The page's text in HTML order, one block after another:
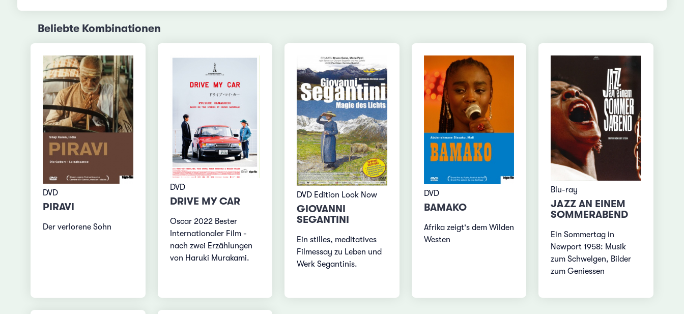
Beliebte Kombinationen
DVD
PIRAVI
Der verlorene Sohn
DVD
DRIVE MY CAR
Oscar 2022 Bester
Internationaler Film -
nach zwei Erzählungen
von Haruki Murakami.
DVD Edition Look Now
GIOVANNI
SEGANTINI
Ein stilles, meditatives
Filmessay zu Leben und
Werk Segantinis.
DVD
BAMAKO
Afrika zeigt's dem Wilden
Westen
Blu-ray
JAZZ AN EINEM
SOMMERABEND
Ein Sommertag in
Newport 1958: Musik
zum Schwelgen, Bilder
zum Geniessen